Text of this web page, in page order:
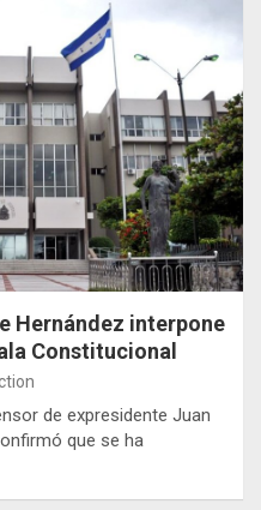
Hernández interpone
Constitucional
de expresidente Juan
que se ha